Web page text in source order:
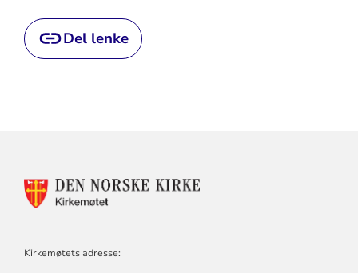
Del lenke
KONTAKTINFORMASJON
Kirkemøtets adresse: